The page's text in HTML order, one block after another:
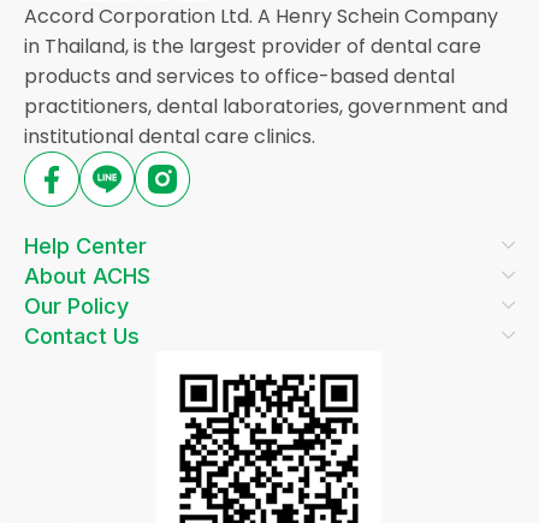
Accord Corporation Ltd. A Henry Schein Company
in Thailand, is the largest provider of dental care
products and services to office-based dental
practitioners, dental laboratories, government and
institutional dental care clinics.
Help Center
About ACHS
Our Policy
Contact Us